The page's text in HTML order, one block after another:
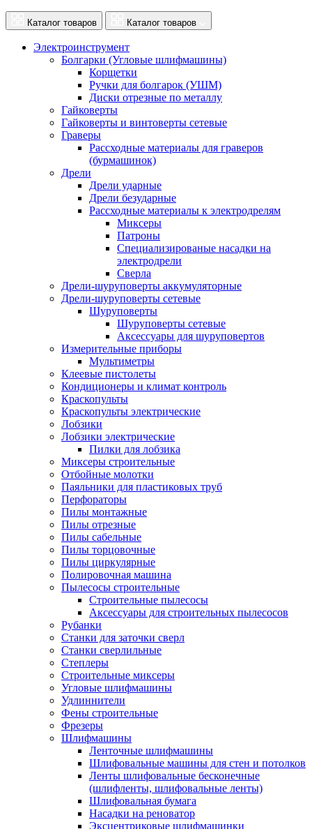
Каталог товаров Каталог товаров
Электроинструмент
Болгарки (Угловые шлифмашины)
Корщетки
Ручки для болгарок (УШМ)
Диски отрезные по металлу
Гайковерты
Гайковерты и винтоверты сетевые
Граверы
Рассходные материалы для граверов
(бурмашинок)
Дрели
Дрели ударные
Дрели безударные
Рассходные материалы к электродрелям
Миксеры
Патроны
Специализированые насадки на
электродрели
Сверла
Дрели-шуруповерты аккумуляторные
Дрели-шуруповерты сетевые
Шуруповерты
Шуруповерты сетевые
Аксессуары для шуруповертов
Измерительные приборы
Мультиметры
Клеевые пистолеты
Кондиционеры и климат контроль
Краскопульты
Краскопульты электрические
Лобзики
Лобзики электрические
Пилки для лобзика
Миксеры строительные
Отбойные молотки
Паяльники для пластиковых труб
Перфораторы
Пилы монтажные
Пилы отрезные
Пилы сабельные
Пилы торцовочные
Пилы циркулярные
Полировочная машина
Пылесосы строительные
Строительные пылесосы
Аксессуары для строительных пылесосов
Рубанки
Станки для заточки сверл
Станки сверлильные
Степлеры
Строительные миксеры
Угловые шлифмашины
Удлиннители
Фены строительные
Фрезеры
Шлифмашины
Ленточные шлифмашины
Шлифовальные машины для стен и потолков
Ленты шлифовальные бесконечные
(шлифленты, шлифовальные ленты)
Шлифовальная бумага
Насадки на реноватор
Эксцентриковые шлифмашинки